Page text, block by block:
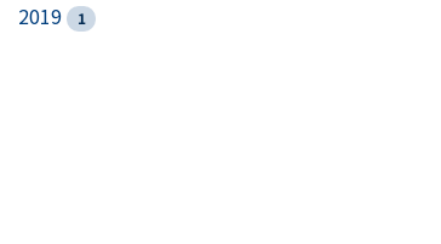
2019 1